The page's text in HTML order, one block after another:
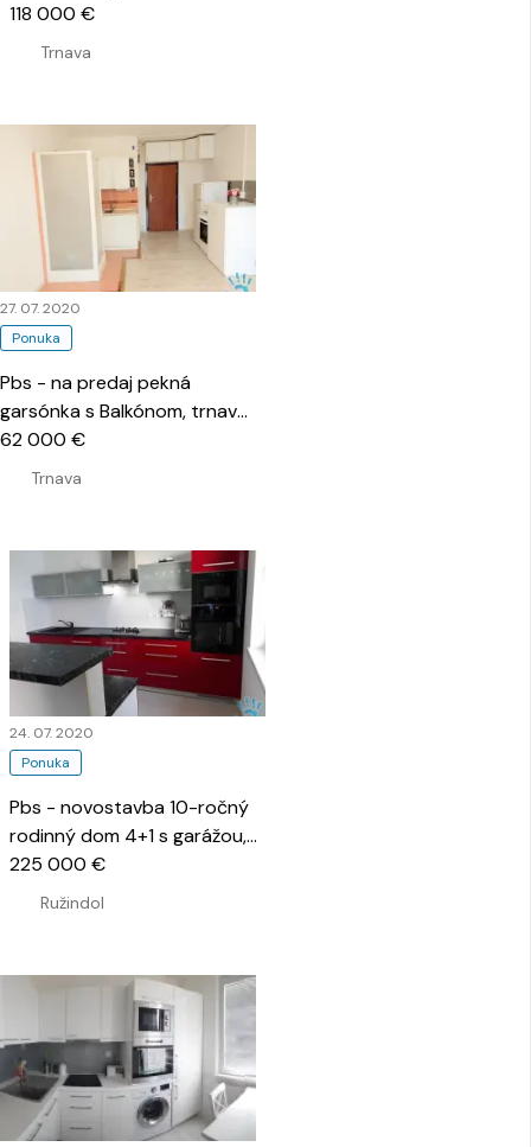
Hospodárska
Trnava
118 000 €
Ponuka
27. 07. 2020
Pbs - na predaj pekná
garsónka s Balkónom, trnava
- Družba…
Trnava
62 000 €
Ponuka
24. 07. 2020
Pbs - novostavba 10-ročný
rodinný dom 4+1 s garážou,
Ružindol…
Ružindol
225 000 €